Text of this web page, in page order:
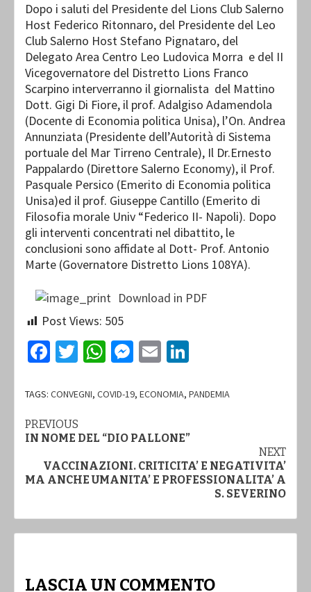
Dopo i saluti del Presidente del Lions Club Salerno
Host Federico Ritonnaro, del Presidente del Leo
Club Salerno Host Stefano Pignataro, del
Delegato Area Centro Leo Ludovica Morra e del II
Vicegovernatore del Distretto Lions Franco
Scarpino interverranno il giornalista del Mattino
Dott. Gigi Di Fiore, il prof. Adalgiso Adamendola
(Docente di Economia politica Unisa), l’On. Andrea
Annunziata (Presidente dell’Autorità di Sistema
portuale del Mar Tirreno Centrale), Il Dr.Ernesto
Pappalardo (Direttore Salerno Economy), il Prof.
Pasquale Persico (Emerito di Economia politica
Unisa)ed il prof. Giuseppe Cantillo (Emerito di
Filosofia morale Univ “Federico II- Napoli). Dopo
gli interventi concentrati nel dibattito, le
conclusioni sono affidate al Dott- Prof. Antonio
Marte (Governatore Distretto Lions 108YA).
Download in PDF
Post Views: 505
Facebook
Twitter
WhatsApp
Messenger
Email
TAGS: CONVEGNI, COVID-19, ECONOMIA, PANDEMIA
Continue
PREVIOUS
IN NOME DEL “DIO PALLONE”
NEXT
VACCINAZIONI. CRITICITA’ E NEGATIVITA’
MA ANCHE UMANITA’ E PROFESSIONALITA’ A
S. SEVERINO
LASCIA UN COMMENTO